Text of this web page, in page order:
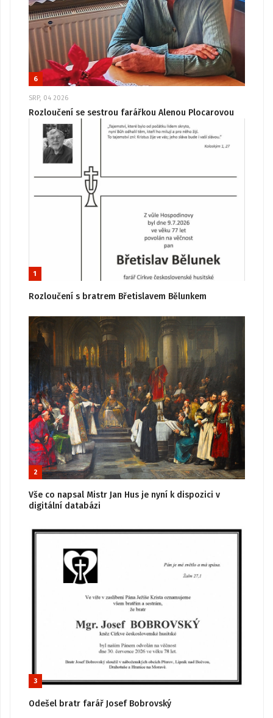
6
SRP, 04 2026
Rozloučení se sestrou farářkou Alenou Plocarovou
1
Rozloučení s bratrem Břetislavem Bělunkem
2
Vše co napsal Mistr Jan Hus je nyní k dispozici v
digitální databázi
3
Odešel bratr farář Josef Bobrovský